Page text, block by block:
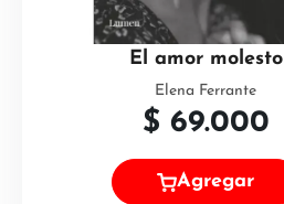
El amor molesto
Elena Ferrante
$ 69.000
Agregar